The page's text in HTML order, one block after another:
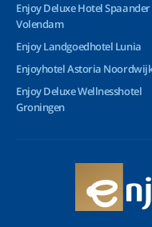
Enjoy Deluxe Hotel Spaander
Volendam
Enjoy Landgoedhotel Lunia
Enjoyhotel Astoria
Enjoy Deluxe Wellnesshotel
Groningen